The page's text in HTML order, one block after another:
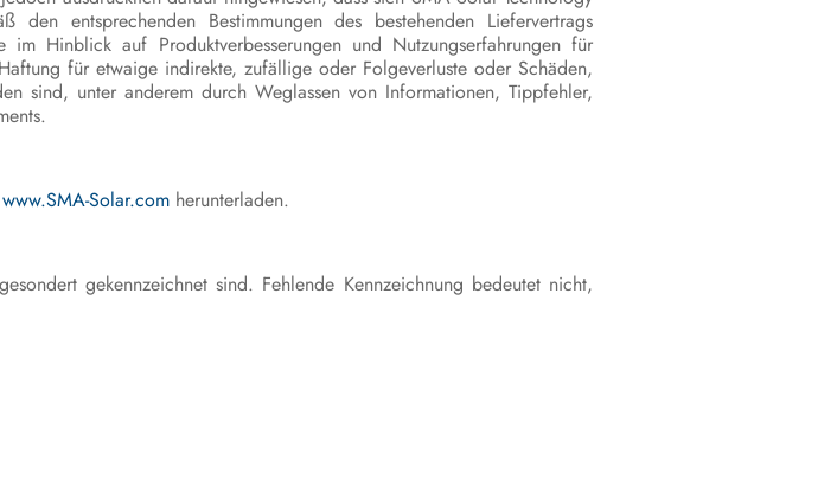
entsprechenden Bestimmungen des bestehenden Liefervertrags
Hinblick auf Produktverbesserungen und Nutzungserfahrungen für
für etwaige indirekte, zufällige oder Folgeverluste oder Schäden,
sind, unter anderem durch Weglassen von Informationen, Tippfehler,
www.SMA-Solar.com herunterladen.
gekennzeichnet sind. Fehlende Kennzeichnung bedeutet nicht,
Sunny Multigate spannungsfrei
schalten
Fehlersuche
Technische Daten